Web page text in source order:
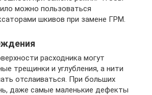
можно пользоваться
шкивов при замене ГРМ.
расходника могут
трещинки и углубления, а нити
отслаиваться. При больших
даже самые маленькие дефекты